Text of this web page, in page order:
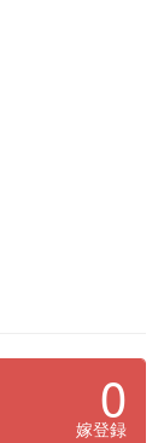
0
嫁登録